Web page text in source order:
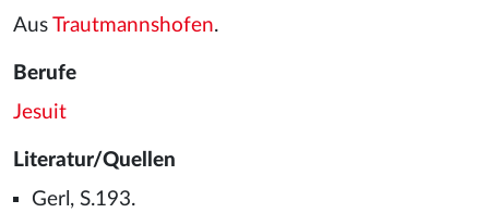
Aus Trautmannshofen.
Berufe
Jesuit
Literatur/Quellen
Gerl, S.193.